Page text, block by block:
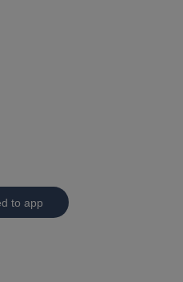
to app